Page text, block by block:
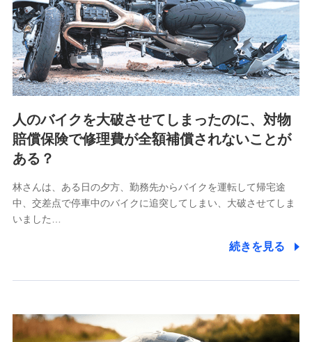
10.受託業務の 個人情報
受託業務の遂行およびこれらに準ずる業務の遂行のため
11.マイカー通勤管理クラウド並びに法人向けASPサー
ビスに関してのお問い合わせ情報
各種お問い合わせに対応するため
当社のサービスに関する情報提供や、皆様に有用なお知らせ
をお送りするため
アンケートの送付のため
当社のサービスや媒体の運営改善に必要なデータを解析し、
分析するため
当社の対応品質向上やお問い合わせ内容の正確な把握のため
個人情報保護管理者の職名、連絡先
〒103-0013 東京都中央区日本橋人形町2-14-10 アー
個人情報の第三者提供について
当社ではご本人の同意がある場合または法令に基づく場
人のバイクを大破させてしまったのに、対物
賠償保険で修理費が全額補償されないことが
ある？
林さんは、ある日の夕方、勤務先からバイクを運転して帰宅途
中、交差点で停車中のバイクに追突してしまい、大破させてしま
いました…
続きを見る